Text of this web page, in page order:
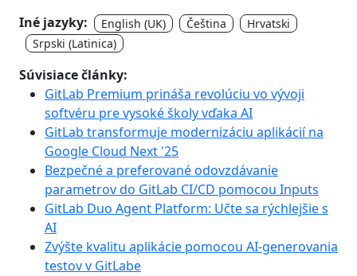
Iné jazyky: English (UK) Čeština
Hrvatski
Srpski (Latinica)
Súvisiace články:
GitLab Premium prináša revolúciu vo vývoji
softvéru pre vysoké školy vďaka AI
GitLab transformuje modernizáciu aplikácií na
Google Cloud Next '25
Bezpečné a preferované odovzdávanie
parametrov do GitLab CI/CD pomocou Inputs
GitLab Duo Agent Platform: Učte sa rýchlejšie s
AI
Zvýšte kvalitu aplikácie pomocou AI-generovania
testov v GitLabe